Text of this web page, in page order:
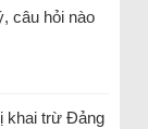
câu hỏi nào
khai trừ Đảng